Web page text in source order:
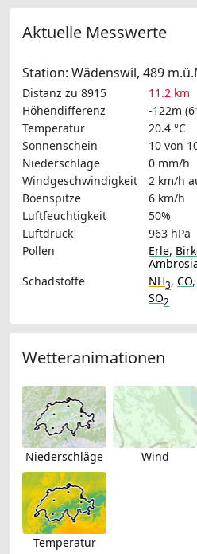
Aktuelle Messwerte
Station: Wädenswil, 489
Distanz zu 8915
11.2 km
Höhendifferenz
-122m
Temperatur
20.4 °C
Sonnenschein
10 von
Niederschläge
0 mm/h
Windgeschwindigkeit
2 km/h
Böenspitze
6 km/h
Luftfeuchtigkeit
50%
Luftdruck
963 hPa
Pollen
Erle,
Schadstoffe
NH3, CO,
SO2
Wetteranimationen
Niederschläge Wind
Temperatur